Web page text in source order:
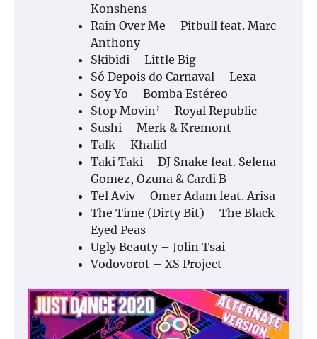
Konshens
Rain Over Me – Pitbull feat. Marc
Anthony
Skibidi – Little Big
Só Depois do Carnaval – Lexa
Soy Yo – Bomba Estéreo
Stop Movin’ – Royal Republic
Sushi – Merk & Kremont
Talk – Khalid
Taki Taki – DJ Snake feat. Selena
Gomez, Ozuna & Cardi B
Tel Aviv – Omer Adam feat. Arisa
The Time (Dirty Bit) – The Black
Eyed Peas
Ugly Beauty – Jolin Tsai
Vodovorot – XS Project